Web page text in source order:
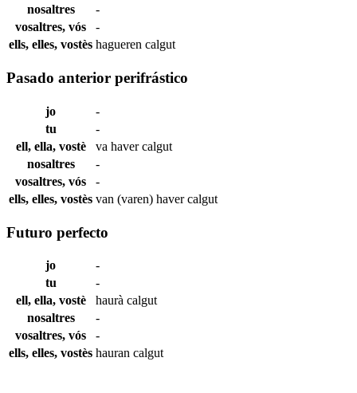
nosaltres
-
vosaltres, vós
-
ells, elles, vostès hagueren calgut
Pasado anterior perifrástico
jo
-
tu
-
ell, ella, vostè
va havercalgut
nosaltres
-
vosaltres, vós
-
ells, elles, vostès van (varen) havercalgut
Futuro perfecto
jo
-
tu
-
ell, ella, vostè
haurà calgut
nosaltres
-
vosaltres, vós
-
ells, elles, vostès hauran calgut